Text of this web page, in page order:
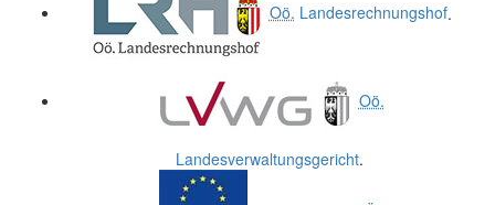
Oö. Landesrechnungshof.
Oö.
Landesverwaltungsgericht.